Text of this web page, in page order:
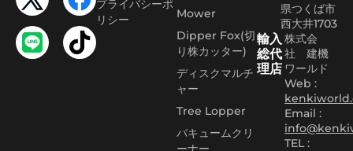
プライバシーポ
リシー
Mower
Dipper Fox(切
り株カッター)
ディスクマルチ
ャー
Tree Lopper
バキュームクリ
県つくば市
西大井1703
輸入
総代
理店
株式会
社 建機
ワールド
Web :
Email :
TEL :